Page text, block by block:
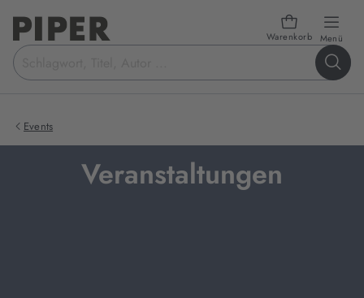
Warenkorb Menü
Suchbegriff
eingeben
Events
Veranstaltungen